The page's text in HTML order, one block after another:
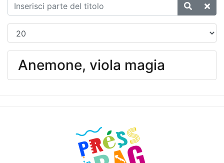
Anemone, viola magia